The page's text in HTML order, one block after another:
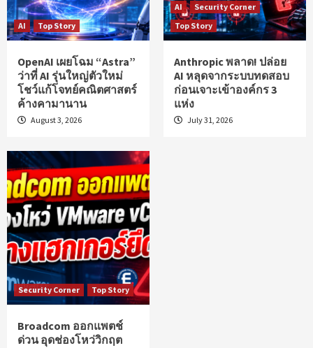
AI Top Story
OpenAI เผยโฉม “Astra”
ว่าที่ AI รุ่นใหญ่ตัวใหม่
โชว์แก้โจทย์คณิตศาสตร์
ค้างคามานาน
August 3, 2026
AI
Security Corner
Top Story
Anthropic พลาด! ปล่อย
AI หลุดจากระบบทดสอบ
ก่อนเจาะเข้าองค์กร 3
แห่ง
July 31, 2026
Security Corner Top Story
Broadcom ออกแพตช์
ด่วน อุดช่องโหว่วิกฤต